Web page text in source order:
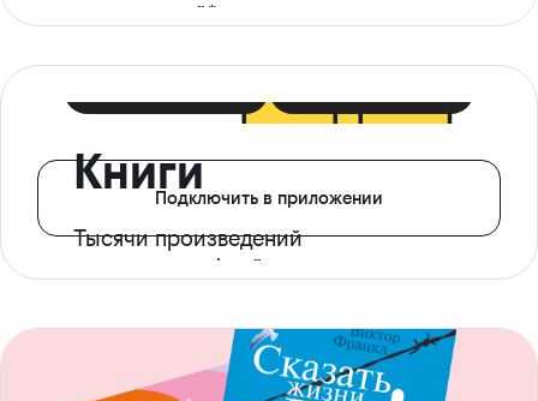
ограничений*
Книги
Тысячи произведений
с доступом офлайн
Подключить в приложении